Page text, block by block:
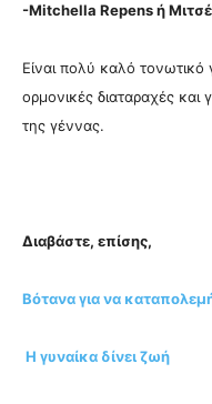
-Mitchella Repens ή
Είναι πολύ καλό τονωτικό
ορμονικές διαταραχές και
της γέννας.
Διαβάστε, επίσης,
Βότανα για να
Η γυναίκα δίνει ζωή